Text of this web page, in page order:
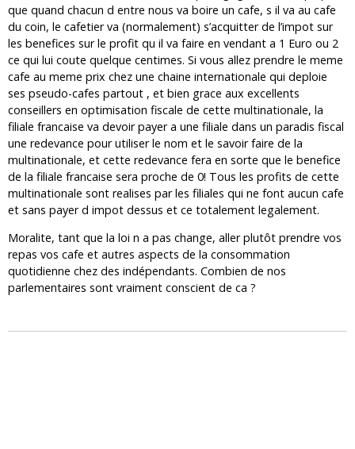
que quand chacun d entre nous va boire un cafe, s il va au cafe
du coin, le cafetier va (normalement) s’acquitter de l’impot sur
les benefices sur le profit qu il va faire en vendant a 1 Euro ou 2
ce qui lui coute quelque centimes. Si vous allez prendre le meme
cafe au meme prix chez une chaine internationale qui deploie
ses pseudo-cafes partout , et bien grace aux excellents
conseillers en optimisation fiscale de cette multinationale, la
filiale francaise va devoir payer a une filiale dans un paradis fiscal
une redevance pour utiliser le nom et le savoir faire de la
multinationale, et cette redevance fera en sorte que le benefice
de la filiale francaise sera proche de 0! Tous les profits de cette
multinationale sont realises par les filiales qui ne font aucun cafe
et sans payer d impot dessus et ce totalement legalement.
Moralite, tant que la loi n a pas change, aller plutôt prendre vos
repas vos cafe et autres aspects de la consommation
quotidienne chez des indépendants. Combien de nos
parlementaires sont vraiment conscient de ca ?